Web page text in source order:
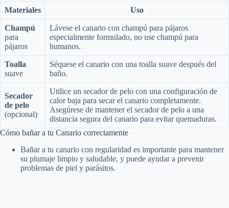
Materiales Uso
Champú
para
pájaros
Lávese el canario con champú para pájaros
especialmente formulado, no use champú para
humanos.
Toalla
suave
Séquese el canario con una toalla suave después del
baño.
Secador
de pelo
(opcional)
Utilice un secador de pelo con una configuración de
calor baja para secar el canario completamente.
Asegúrese de mantener el secador de pelo a una
distancia segura del canario para evitar quemaduras.
Cómo bañar a tu Canario correctamente
Bañar a tu canario con regularidad es importante para mantener
su plumaje limpio y saludable, y puede ayudar a prevenir
problemas de piel y parásitos.